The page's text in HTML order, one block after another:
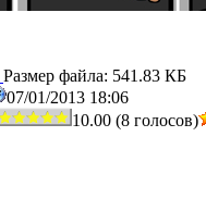
Размер файла: 541.83 КБ
07/01/2013 18:06
10.00 (8 голосов)